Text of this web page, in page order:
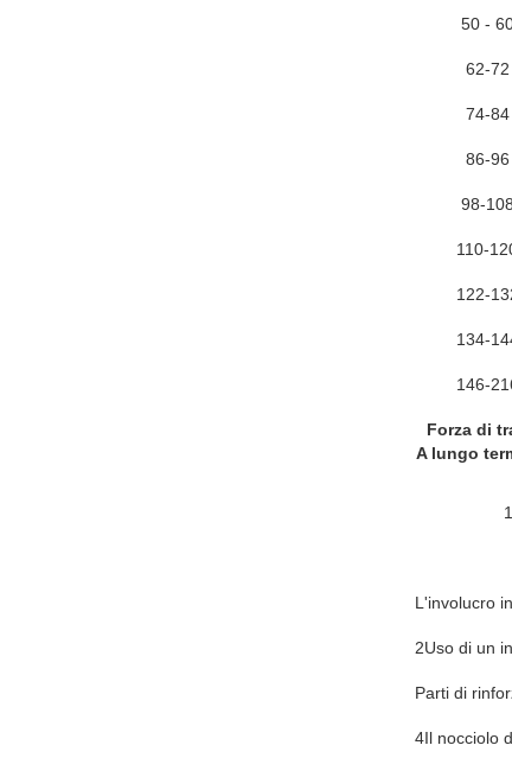
50 -
62-72
74-84
86-96
98-108
110-
122-
134-
146-
Forza di
A lungo
L'involucro
2Uso di un
Parti di
4Il nocciolo